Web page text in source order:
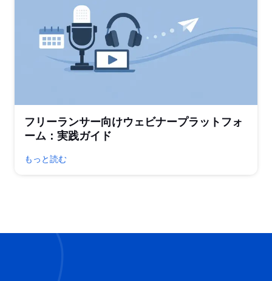
フリーランサー向けウェビナープラットフォ
ーム：実践ガイド
もっと読む